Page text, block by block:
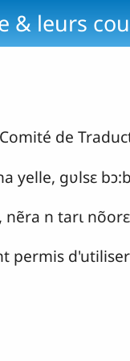
& leurs
de
yelle, gʋlsɛ
nẽra n tarɩ
permis